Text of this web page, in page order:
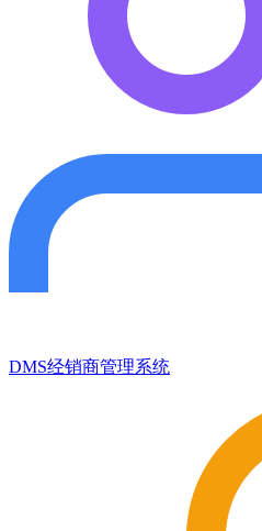
DMS经销商管理系统